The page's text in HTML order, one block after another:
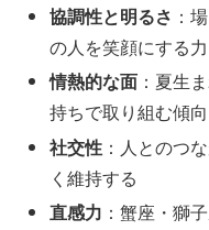
協調性と明るさ ：
の人を笑顔にする力
情熱的な面 ：夏生
持ちで取り組む傾向
社交性 ：人とのつ
く維持する
直感力 ：蟹座・獅